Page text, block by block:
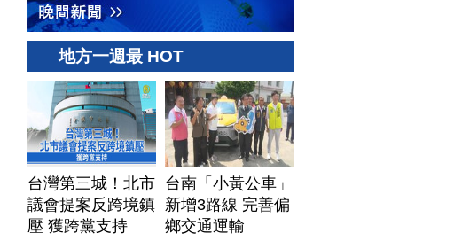
地方一週最 HOT
台灣第三城！北市
議會提案反跨境鎮
壓 獲跨黨支持
台南「小黃公車」
新增3路線 完善偏
鄉交通運輸